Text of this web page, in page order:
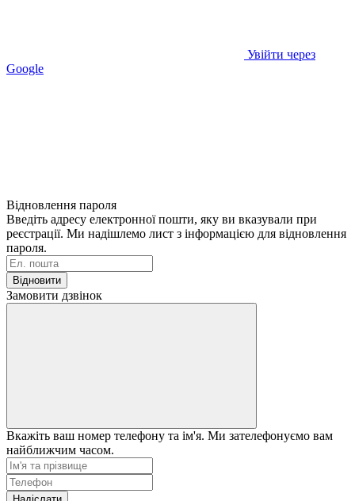
Увійти через
Google
Відновлення пароля
Введіть адресу електронної пошти, яку ви вказували при
реєстрації. Ми надішлемо лист з інформацією для відновлення
пароля.
Відновити
Замовити дзвінок
Вкажіть ваш номер телефону та ім'я. Ми зателефонуємо вам
найближчим часом.